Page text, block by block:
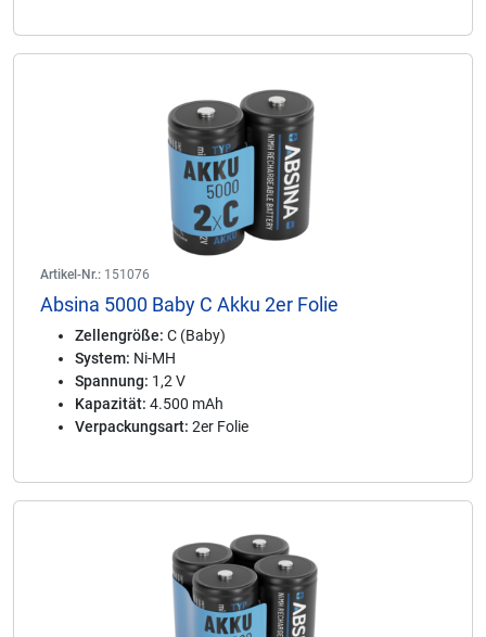
Artikel-Nr.: 151076
Absina 5000 Baby C Akku 2er Folie
Zellengröße: C (Baby)
System: Ni-MH
Spannung: 1,2 V
Kapazität: 4.500 mAh
Verpackungsart: 2er Folie